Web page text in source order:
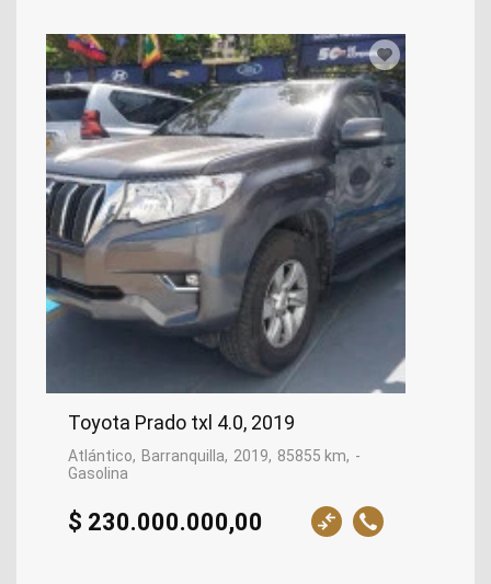
Toyota Prado txl 4.0, 2019
Atlántico Barranquilla 2019 85855 km
-
Gasolina
$ 230.000.000,00